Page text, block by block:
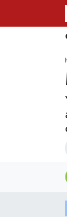
İzmir
İzmir
İzmir
İzmir
Süper Lig
Son